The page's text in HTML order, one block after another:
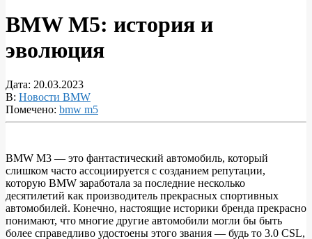
BMW M5: история и
эволюция
Дата: 20.03.2023
В: Новости BMW
Помечено: bmw m5
BMW
M5:
история
и
BMW M3 — это фантастический автомобиль, который
слишком часто ассоциируется с созданием репутации,
которую BMW заработала за последние несколько
десятилетий как производитель прекрасных спортивных
автомобилей. Конечно, настоящие историки бренда прекрасно
понимают, что многие другие автомобили могли бы быть
более справедливо удостоены этого звания — будь то 3.0 CSL,